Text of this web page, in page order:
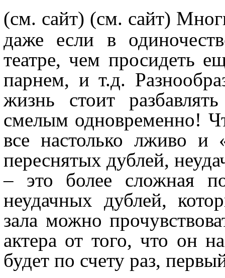
(см. сайт) (см. сайт)
даже если в
театре, чем просидеть
парнем, и т.д.
жизнь стоит
смелым одновременно!
все настолько лживо и
переснятых дублей,
– это более сложная
неудачных дублей,
зала можно
актера от того, что он
будет по счету раз,